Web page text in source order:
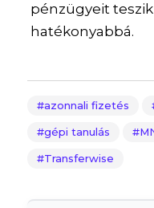
pénzügyeit
hatékonyabbá.
azonnali fizetés
gépi tanulás
Transferwise